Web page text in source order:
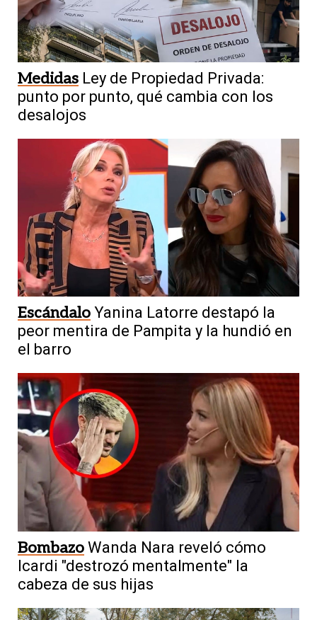
Medidas Ley de Propiedad Privada:
punto por punto, qué cambia con los
desalojos
Escándalo Yanina Latorre destapó la
peor mentira de Pampita y la hundió en
el barro
Bombazo Wanda Nara reveló cómo
Icardi "destrozó mentalmente" la
cabeza de sus hijas